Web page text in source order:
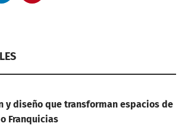
y diseño que transforman espacios de
Franquicias